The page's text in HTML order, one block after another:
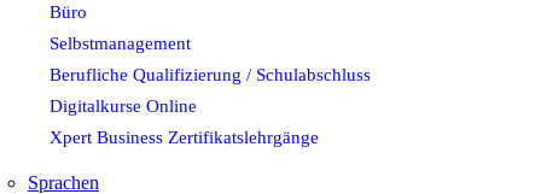
Büro
Selbstmanagement
Berufliche Qualifizierung / Schulabschluss
Digitalkurse Online
Xpert Business Zertifikatslehrgänge
Sprachen